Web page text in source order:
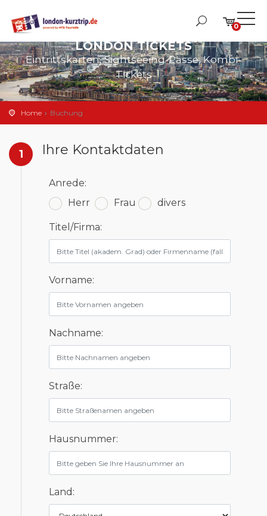
0
LONDON TICKETS
Eintrittskarten, Sightseeing-Pässe, Kombi-
Tickets
Home Buchung
1 Ihre Kontaktdaten
Anrede:
Herr
Frau divers
Titel/Firma:
Vorname:
Nachname:
Straße:
Hausnummer:
Land: